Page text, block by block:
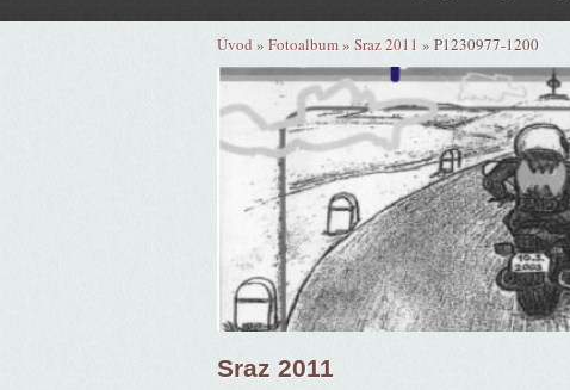
Úvod » Fotoalbum» Sraz 2011 » P1230977-1200
Sraz 2011